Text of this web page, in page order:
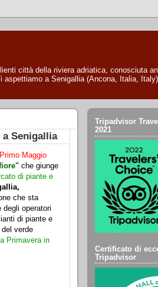
città della riviera adriatica, conosciuta
aspettiamo a Senigallia (Ancona, Italia, Italy)
a Senigallia
Maggio
che giunge
di piante e
che sta
degli operatori
di piante e
verde
Primavera in
Tripadvisor
2021
Certificato di
Tripadvisor